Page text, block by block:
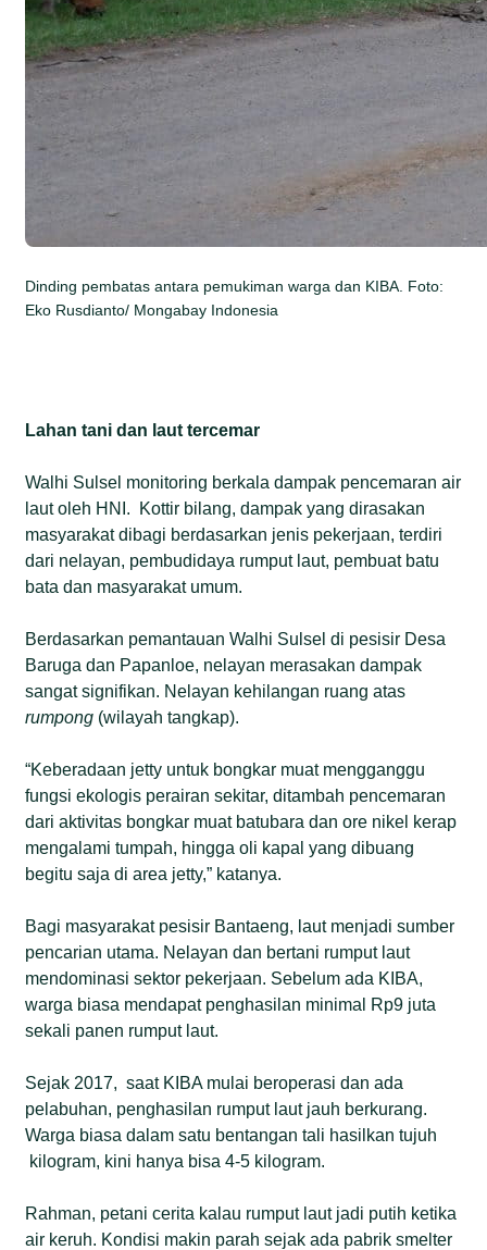
Dinding pembatas antara pemukiman warga dan KIBA. Foto:
Eko Rusdianto/ Mongabay Indonesia
Lahan tani dan laut tercemar
Walhi Sulsel monitoring berkala dampak pencemaran air
laut oleh HNI. Kottir bilang, dampak yang dirasakan
masyarakat dibagi berdasarkan jenis pekerjaan, terdiri
dari nelayan, pembudidaya rumput laut, pembuat batu
bata dan masyarakat umum.
Berdasarkan pemantauan Walhi Sulsel di pesisir Desa
Baruga dan Papanloe, nelayan merasakan dampak
sangat signifikan. Nelayan kehilangan ruang atas
rumpong (wilayah tangkap).
“Keberadaan jetty untuk bongkar muat mengganggu
fungsi ekologis perairan sekitar, ditambah pencemaran
dari aktivitas bongkar muat batubara dan ore nikel kerap
mengalami tumpah, hingga oli kapal yang dibuang
begitu saja di area jetty,” katanya.
Bagi masyarakat pesisir Bantaeng, laut menjadi sumber
pencarian utama. Nelayan dan bertani rumput laut
mendominasi sektor pekerjaan. Sebelum ada KIBA,
warga biasa mendapat penghasilan minimal Rp9 juta
sekali panen rumput laut.
Sejak 2017, saat KIBA mulai beroperasi dan ada
pelabuhan, penghasilan rumput laut jauh berkurang.
Warga biasa dalam satu bentangan tali hasilkan tujuh
kilogram, kini hanya bisa 4-5 kilogram.
Rahman, petani cerita kalau rumput laut jadi putih ketika
air keruh. Kondisi makin parah sejak ada pabrik smelter